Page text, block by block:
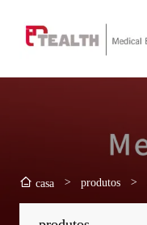
casa > produtos >